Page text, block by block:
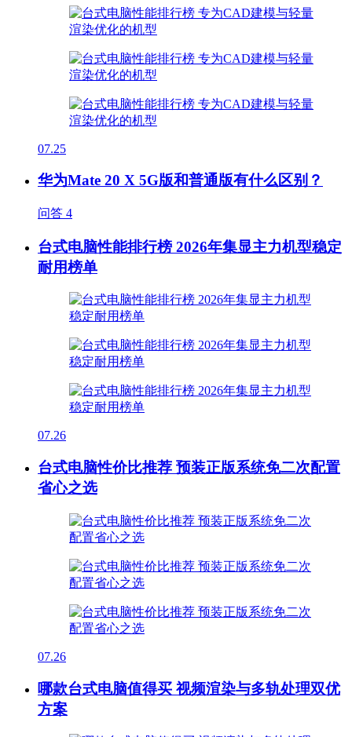
07.25
华为Mate 20 X 5G版和普通版有什么区别？
问答 4
台式电脑性能排行榜 2026年集显主力机型稳定
耐用榜单
07.26
台式电脑性价比推荐 预装正版系统免二次配置
省心之选
07.26
哪款台式电脑值得买 视频渲染与多轨处理双优
方案